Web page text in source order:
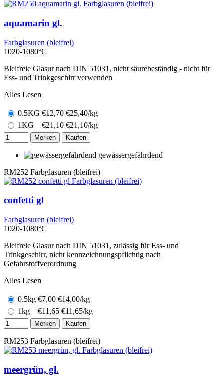
aquamarin gl.
Farbglasuren (bleifrei)
1020-1080°C
Bleifreie Glasur nach DIN 51031, nicht säurebeständig - nicht für
Ess- und Trinkgeschirr verwenden
Alles Lesen
0.5KG €12,70 €25,40/kg
1KG
€21,10 €21,10/kg
Merken Kaufen
gewässergefährdend
RM252 Farbglasuren (bleifrei)
confetti gl
Farbglasuren (bleifrei)
1020-1080°C
Bleifreie Glasur nach DIN 51031, zulässig für Ess- und
Trinkgeschirr, nicht kennzeichnungspflichtig nach
Gefahrstoffverordnung
Alles Lesen
0.5kg €7,00 €14,00/kg
1kg
€11,65 €11,65/kg
Merken Kaufen
RM253 Farbglasuren (bleifrei)
meergrün, gl.